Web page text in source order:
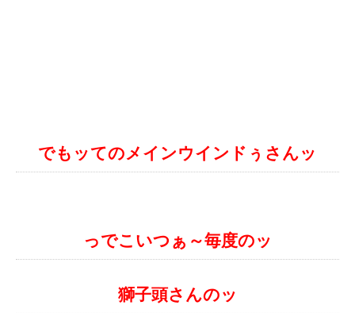
でもッてのメインウインドぅさんッ
っでこいつぁ～毎度のッ
獅子頭さんのッ